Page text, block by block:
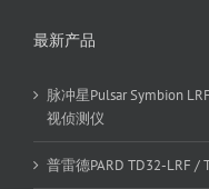
最新产品
脉冲星Pulsar Symbion
视侦测仪
普雷德PARD TD32-LRF